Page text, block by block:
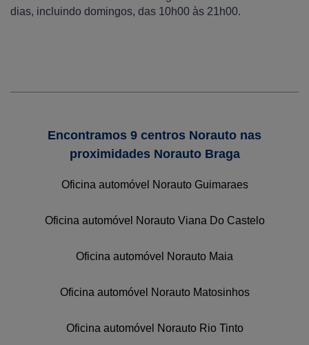
dias, incluindo domingos, das 10h00 às 21h00.
Encontramos 9 centros Norauto nas
proximidades Norauto Braga
Oficina automóvel Norauto Guimaraes
Oficina automóvel Norauto Viana Do Castelo
Oficina automóvel Norauto Maia
Oficina automóvel Norauto Matosinhos
Oficina automóvel Norauto Rio Tinto